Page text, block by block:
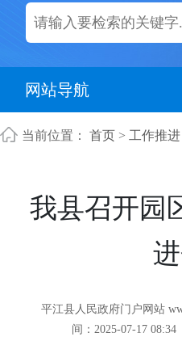
网站导航
当前位置： 首页 > 工作推进
我县召开园
平江县人民政府门户网站
间：2025-07-17 08:34